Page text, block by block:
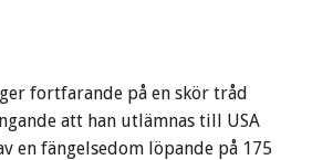
fortfarande på en skör tråd
att han utlämnas till USA
en fängelsedom löpande på 175